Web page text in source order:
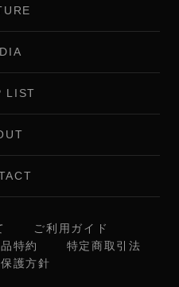
LIST
ご利用ガイド
特約
特定商取引法
護方針